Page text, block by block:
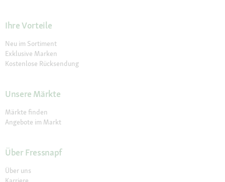
Ihre Vorteile
Neu im Sortiment
Exklusive Marken
Kostenlose Rücksendung
Unsere Märkte
Märkte finden
Angebote im Markt
Über Fressnapf
Über uns